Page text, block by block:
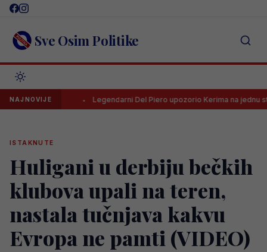
Skip
content Sve Osim Politike
NAJNOVIJE
HNL-a Legendarni Del Piero upozorio Kerima na jednu stvar
ISTAKNUTE
Huligani u derbiju bečkih
klubova upali na teren,
nastala tučnjava kakvu
Evropa ne pamti (VIDEO)